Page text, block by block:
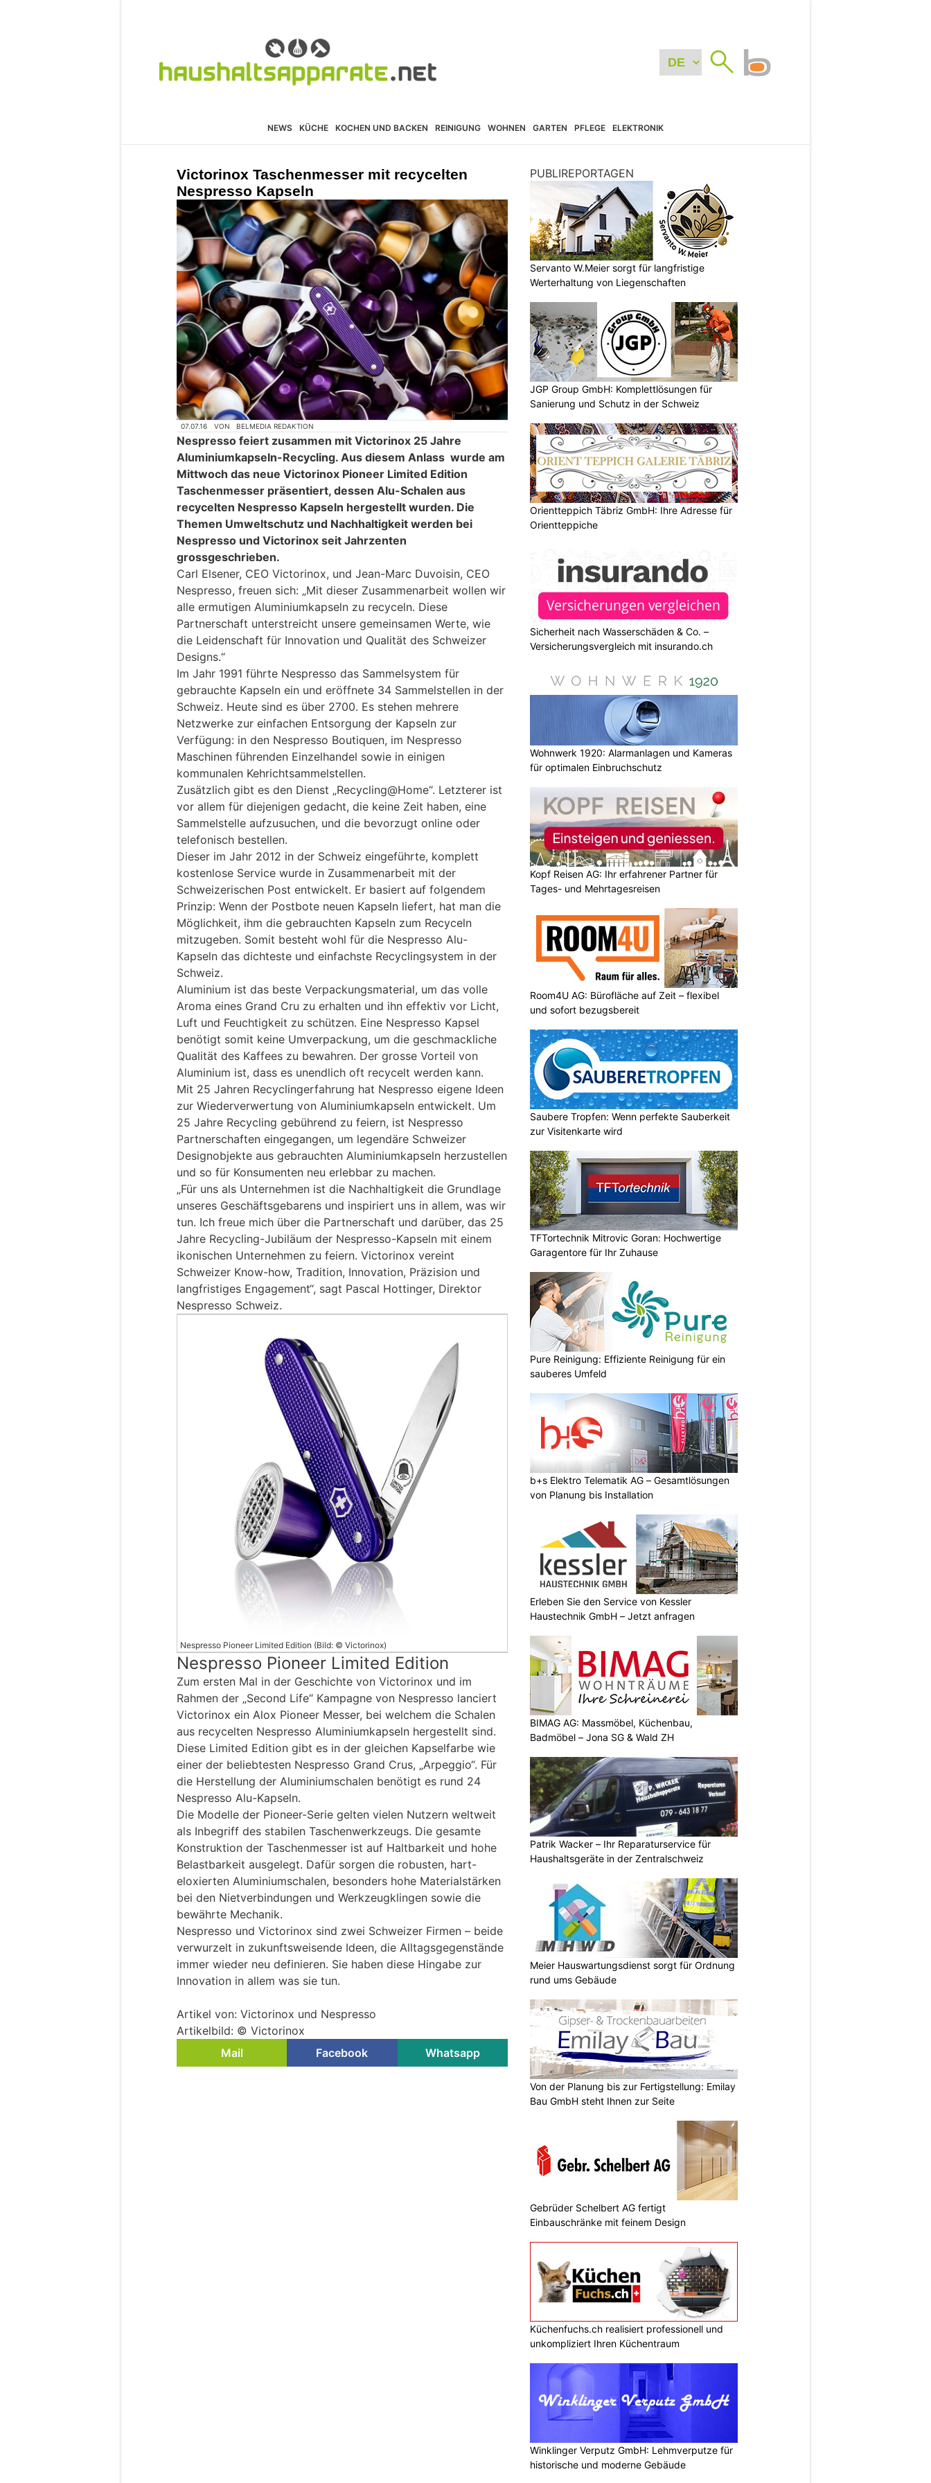
NEWS KÜCHE KOCHEN UND BACKEN REINIGUNG WOHNEN GARTEN PFLEGE ELEKTRONIK
Victorinox Taschenmesser mit recycelten
Nespresso Kapseln
07.07.16 VON BELMEDIA REDAKTION
Nespresso feiert zusammen mit Victorinox 25 Jahre
Aluminiumkapseln-Recycling. Aus diesem Anlass wurde am
Mittwoch das neue Victorinox Pioneer Limited Edition
Taschenmesser präsentiert, dessen Alu-Schalen aus
recycelten Nespresso Kapseln hergestellt wurden. Die
Themen Umweltschutz und Nachhaltigkeit werden bei
Nespresso und Victorinox seit Jahrzenten
grossgeschrieben.
Carl Elsener, CEO Victorinox, und Jean-Marc Duvoisin, CEO
Nespresso, freuen sich: „Mit dieser Zusammenarbeit wollen wir
alle ermutigen Aluminiumkapseln zu recyceln. Diese
Partnerschaft unterstreicht unsere gemeinsamen Werte, wie
die Leidenschaft für Innovation und Qualität des Schweizer
Designs.“
Im Jahr 1991 führte Nespresso das Sammelsystem für
gebrauchte Kapseln ein und eröffnete 34 Sammelstellen in der
Schweiz. Heute sind es über 2700. Es stehen mehrere
Netzwerke zur einfachen Entsorgung der Kapseln zur
Verfügung: in den Nespresso Boutiquen, im Nespresso
Maschinen führenden Einzelhandel sowie in einigen
kommunalen Kehrichtsammelstellen.
Zusätzlich gibt es den Dienst „Recycling@Home“. Letzterer ist
vor allem für diejenigen gedacht, die keine Zeit haben, eine
Sammelstelle aufzusuchen, und die bevorzugt online oder
telefonisch bestellen.
Dieser im Jahr 2012 in der Schweiz eingeführte, komplett
kostenlose Service wurde in Zusammenarbeit mit der
Schweizerischen Post entwickelt. Er basiert auf folgendem
Prinzip: Wenn der Postbote neuen Kapseln liefert, hat man die
Möglichkeit, ihm die gebrauchten Kapseln zum Recyceln
mitzugeben. Somit besteht wohl für die Nespresso Alu-
Kapseln das dichteste und einfachste Recyclingsystem in der
Schweiz.
Aluminium ist das beste Verpackungsmaterial, um das volle
Aroma eines Grand Cru zu erhalten und ihn effektiv vor Licht,
Luft und Feuchtigkeit zu schützen. Eine Nespresso Kapsel
benötigt somit keine Umverpackung, um die geschmackliche
Qualität des Kaffees zu bewahren. Der grosse Vorteil von
Aluminium ist, dass es unendlich oft recycelt werden kann.
Mit 25 Jahren Recyclingerfahrung hat Nespresso eigene Ideen
zur Wiederverwertung von Aluminiumkapseln entwickelt. Um
25 Jahre Recycling gebührend zu feiern, ist Nespresso
Partnerschaften eingegangen, um legendäre Schweizer
Designobjekte aus gebrauchten Aluminiumkapseln herzustellen
und so für Konsumenten neu erlebbar zu machen.
„Für uns als Unternehmen ist die Nachhaltigkeit die Grundlage
unseres Geschäftsgebarens und inspiriert uns in allem, was wir
tun. Ich freue mich über die Partnerschaft und darüber, das 25
Jahre Recycling-Jubiläum der Nespresso-Kapseln mit einem
ikonischen Unternehmen zu feiern. Victorinox vereint
Schweizer Know-how, Tradition, Innovation, Präzision und
langfristiges Engagement“, sagt Pascal Hottinger, Direktor
Nespresso Schweiz.
Nespresso Pioneer Limited Edition (Bild: © Victorinox)
Nespresso Pioneer Limited Edition
Zum ersten Mal in der Geschichte von Victorinox und im
Rahmen der „Second Life“ Kampagne von Nespresso lanciert
Victorinox ein Alox Pioneer Messer, bei welchem die Schalen
aus recycelten Nespresso Aluminiumkapseln hergestellt sind.
Diese Limited Edition gibt es in der gleichen Kapselfarbe wie
einer der beliebtesten Nespresso Grand Crus, „Arpeggio“. Für
die Herstellung der Aluminiumschalen benötigt es rund 24
Nespresso Alu-Kapseln.
Die Modelle der Pioneer-Serie gelten vielen Nutzern weltweit
als Inbegriff des stabilen Taschenwerkzeugs. Die gesamte
Konstruktion der Taschenmesser ist auf Haltbarkeit und hohe
Belastbarkeit ausgelegt. Dafür sorgen die robusten, hart-
eloxierten Aluminiumschalen, besonders hohe Materialstärken
bei den Nietverbindungen und Werkzeugklingen sowie die
bewährte Mechanik.
Nespresso und Victorinox sind zwei Schweizer Firmen – beide
verwurzelt in zukunftsweisende Ideen, die Alltagsgegenstände
immer wieder neu definieren. Sie haben diese Hingabe zur
Innovation in allem was sie tun.
Artikel von: Victorinox und Nespresso
Artikelbild: © Victorinox
Mail
Facebook Whatsapp
PUBLIREPORTAGEN
Servanto W.Meier sorgt für langfristige
Werterhaltung von Liegenschaften
JGP Group GmbH: Komplettlösungen für
Sanierung und Schutz in der Schweiz
Orientteppich Täbriz GmbH: Ihre Adresse für
Orientteppiche
Sicherheit nach Wasserschäden & Co. –
Versicherungsvergleich mit insurando.ch
Wohnwerk 1920: Alarmanlagen und Kameras
für optimalen Einbruchschutz
Kopf Reisen AG: Ihr erfahrener Partner für
Tages- und Mehrtagesreisen
Room4U AG: Bürofläche auf Zeit – flexibel
und sofort bezugsbereit
Saubere Tropfen: Wenn perfekte Sauberkeit
zur Visitenkarte wird
TFTortechnik Mitrovic Goran: Hochwertige
Garagentore für Ihr Zuhause
Pure Reinigung: Effiziente Reinigung für ein
sauberes Umfeld
b+s Elektro Telematik AG – Gesamtlösungen
von Planung bis Installation
Erleben Sie den Service von Kessler
Haustechnik GmbH – Jetzt anfragen
BIMAG AG: Massmöbel, Küchenbau,
Badmöbel – Jona SG & Wald ZH
Patrik Wacker – Ihr Reparaturservice für
Haushaltsgeräte in der Zentralschweiz
Meier Hauswartungsdienst sorgt für Ordnung
rund ums Gebäude
Von der Planung bis zur Fertigstellung: Emilay
Bau GmbH steht Ihnen zur Seite
Gebrüder Schelbert AG fertigt
Einbauschränke mit feinem Design
Küchenfuchs.ch realisiert professionell und
unkompliziert Ihren Küchentraum
Winklinger Verputz GmbH: Lehmverputze für
historische und moderne Gebäude